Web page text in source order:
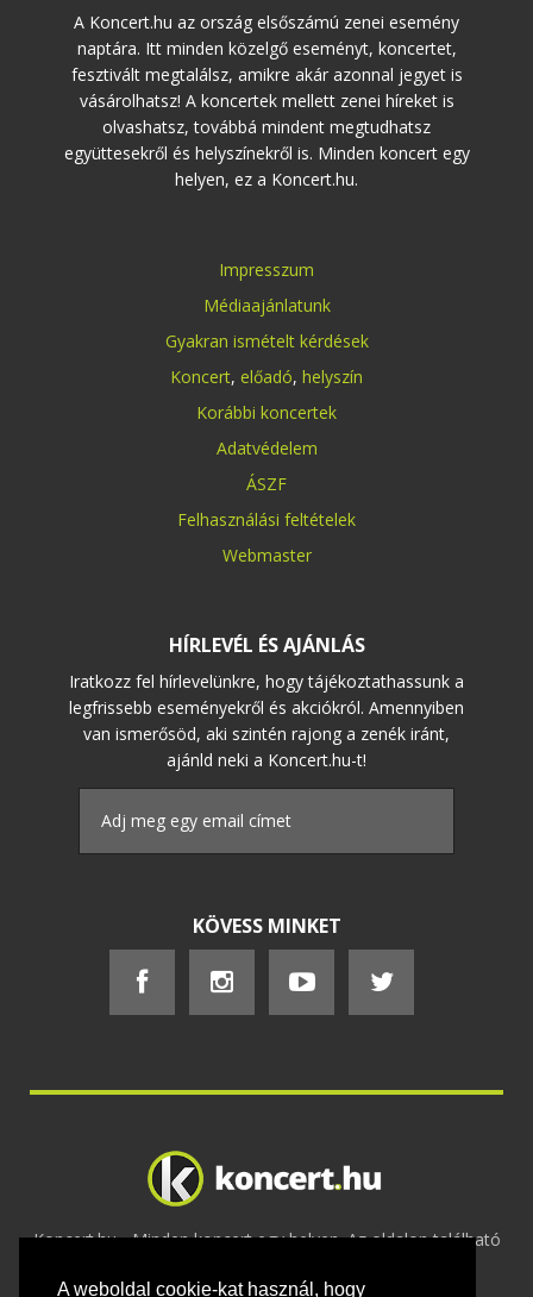
A weboldal cookie-kat használ, hogy
A Koncert.hu az ország elsőszámú zenei esemény
naptára. Itt minden közelgő eseményt, koncertet,
fesztivált megtalálsz, amikre akár azonnal jegyet is
vásárolhatsz! A koncertek mellett zenei híreket is
olvashatsz, továbbá mindent megtudhatsz
együttesekről és helyszínekről is. Minden koncert egy
helyen, ez a Koncert.hu.
Impresszum
Médiaajánlatunk
Gyakran ismételt kérdések
Koncert, előadó, helyszín
Korábbi koncertek
Adatvédelem
ÁSZF
Felhasználási feltételek
Webmaster
HÍRLEVÉL ÉS AJÁNLÁS
Iratkozz fel hírlevelünkre, hogy tájékoztathassunk a
legfrissebb eseményekről és akciókról. Amennyiben
van ismerősöd, aki szintén rajong a zenék iránt,
ajánld neki a Koncert.hu-t!
KÖVESS MINKET
Koncert.hu - Minden koncert egy helyen. Az oldalon található
2020 Adatvédelem-ÁSZF-Felhasználási